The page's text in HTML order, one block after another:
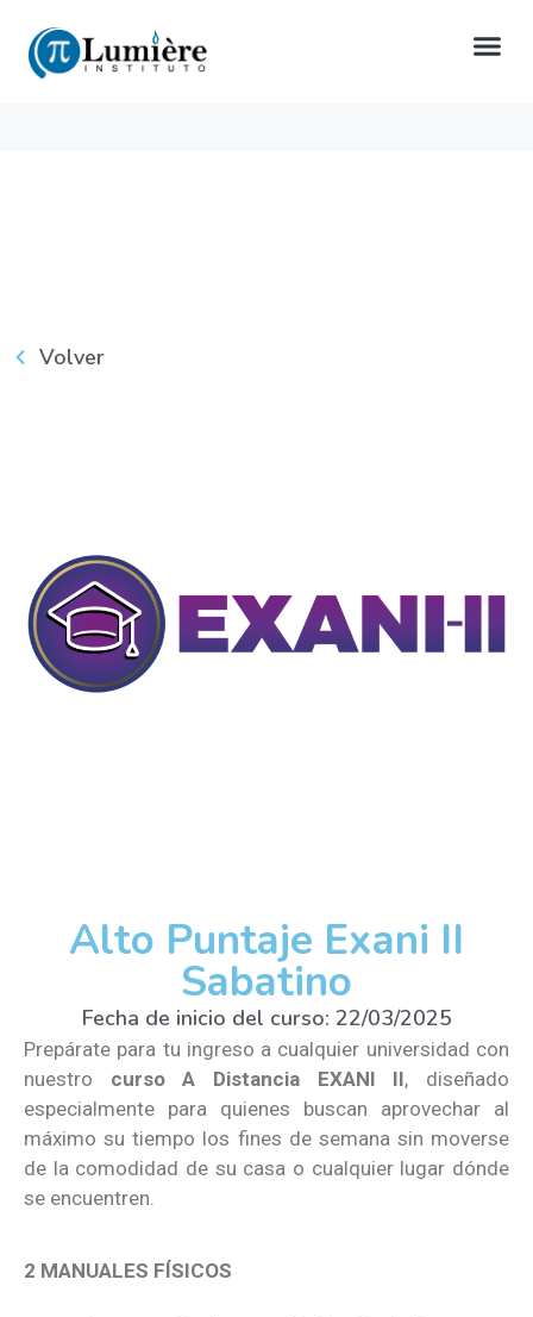
Volver
Alto Puntaje Exani II
Sabatino
Fecha de inicio del curso: 22/03/2025
Prepárate para tu ingreso a cualquier universidad con
nuestro curso A Distancia EXANI II, diseñado
especialmente para quienes buscan aprovechar al
máximo su tiempo los fines de semana sin moverse
de la comodidad de su casa o cualquier lugar dónde
se encuentren.
2 MANUALES FÍSICOS